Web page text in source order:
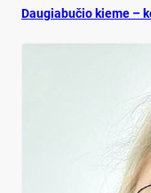
Dau­gia­bu­čio kie­me –